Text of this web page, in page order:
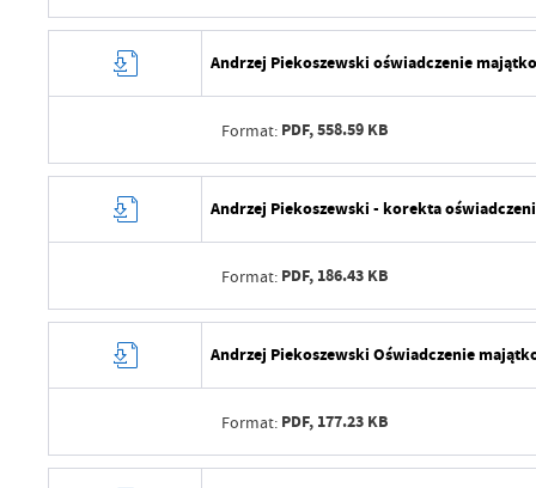
Opublikował
Data ostatniej aktualizacji
Ostatnio zaktualizował
Data opublikowania
Opublikował
Data ostatniej aktualizacji
Ostatnio zaktualizował
Andrzej Piekoszewski oświadczenie
Format: PDF,558.59 KB
Data opublikowania
Opublikował
Data ostatniej aktualizacji
Ostatnio zaktualizował
Andrzej Piekoszewski - korekta
Format: PDF, 186.43 KB
Data opublikowania
Opublikował
Andrzej Piekoszewski Oświadczenie
Format: PDF, 177.23 KB